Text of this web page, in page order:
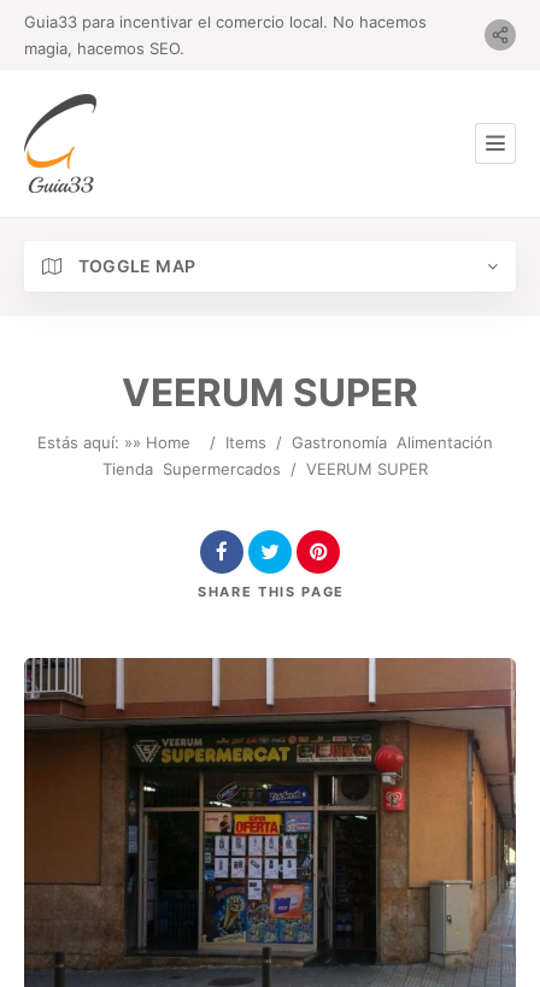
Guia33 para incentivar el comercio local. No hacemos
magia, hacemos SEO.
TOGGLE MAP
VEERUM SUPER
Estás aquí: »» Home / Items / Gastronomía Alimentación
Tienda Supermercados / VEERUM SUPER
SHARE THIS PAGE